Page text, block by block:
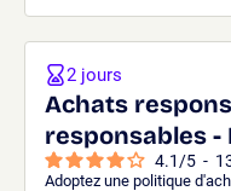
Achats
responsables -
4.1 /5 -
Adoptez une politique
2 jours